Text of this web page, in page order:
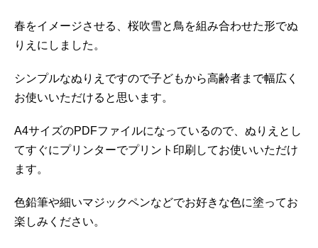
春をイメージさせる、桜吹雪と鳥を組み合わせた形でぬ
りえにしました。
シンプルなぬりえですので子どもから高齢者まで幅広く
お使いいただけると思います。
A4サイズのPDFファイルになっているので、ぬりえとし
てすぐにプリンターでプリント印刷してお使いいただけ
ます。
色鉛筆や細いマジックペンなどでお好きな色に塗ってお
楽しみください。